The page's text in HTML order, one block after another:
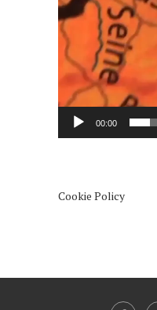
00:00
Cookie Policy